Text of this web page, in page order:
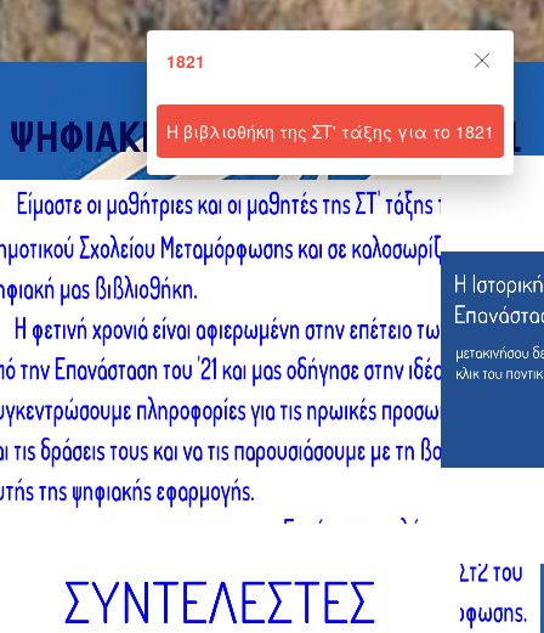
1821
Η βιβλιοθήκη της ΣΤ' τάξης για το 1821
1821